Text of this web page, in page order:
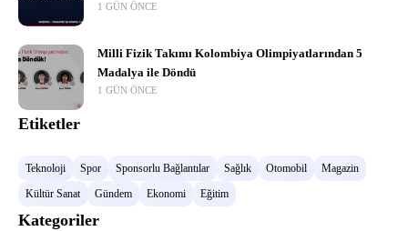
1 GÜN ÖNCE
Milli Fizik Takımı Kolombiya Olimpiyatlarından 5
Madalya ile Döndü
1 GÜN ÖNCE
Etiketler
Teknoloji Spor Sponsorlu Bağlantılar Sağlık Otomobil
Magazin
Kültür Sanat
Gündem Ekonomi Eğitim
Kategoriler